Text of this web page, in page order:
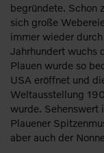
begründete. Schon
sich große
immer wieder
Jahrhundert wuchs
Plauen wurde so
USA eröffnet und
Weltausstellung
wurde. Sehenswert
Plauener
aber auch der